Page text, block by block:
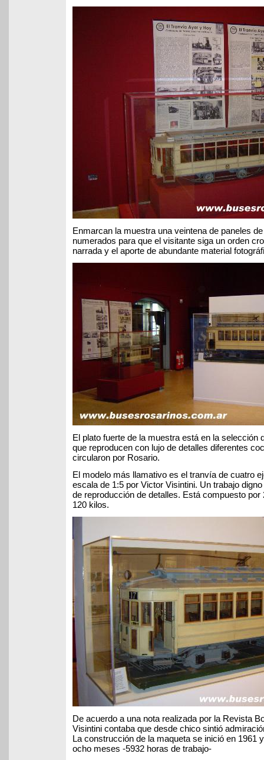
Enmarcan la muestra una veintena de paneles
numerados para que el visitante siga un orden
narrada y el aporte de abundante material
El plato fuerte de la muestra está en la selección
que reproducen con lujo de detalles diferentes
circularon por Rosario.
El modelo más llamativo es el tranvía de cuatro
escala de 1:5 por Victor Visintini. Un trabajo
de reproducción de detalles. Está compuesto por
120 kilos.
De acuerdo a una nota realizada por la Revista
Visintini contaba que desde chico sintió
La construcción de la maqueta se inició en 1961
ocho meses -5932 horas de trabajo-